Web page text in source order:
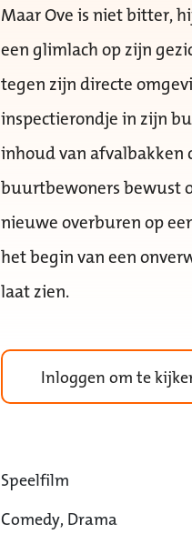
Maar Ove is niet bitter,
een glimlach op zijn
tegen zijn directe
inspectierondje in zijn
inhoud van afvalbakken
buurtbewoners bewust
nieuwe overburen op
het begin van een
laat zien.
Inloggen om te
Speelfilm
Comedy, Drama